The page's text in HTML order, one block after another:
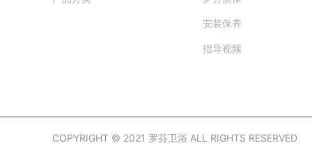
安装保养
指导视频
COPYRIGHT © 2021 罗芬卫浴 ALL RIGHTS RESERVED